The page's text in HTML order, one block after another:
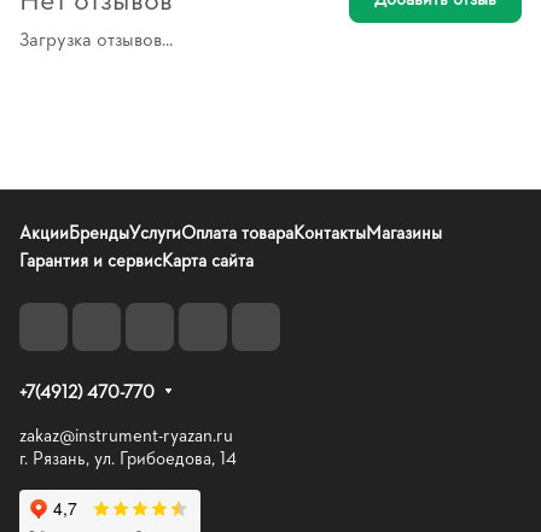
Загрузка отзывов...
АкцииБрендыУслугиОплата товараКонтактыМагазины
Гарантия и сервисКарта сайта
+7(4912) 470-770
zakaz@instrument-ryazan.ru
г. Рязань, ул. Грибоедова, 14